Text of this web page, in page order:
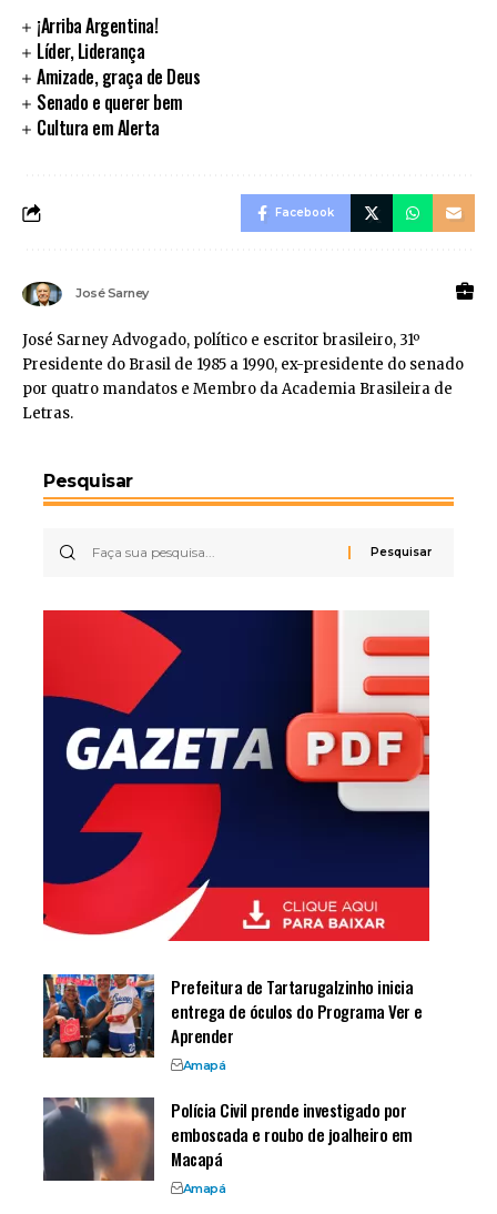
¡Arriba Argentina!
Líder, Liderança
Amizade, graça de Deus
Senado e querer bem
Cultura em Alerta
Facebook
José Sarney
José Sarney Advogado, político e escritor brasileiro, 31º
Presidente do Brasil de 1985 a 1990, ex-presidente do senado
por quatro mandatos e Membro da Academia Brasileira de
Letras.
Pesquisar
Prefeitura de Tartarugalzinho inicia
entrega de óculos do Programa Ver e
Aprender
Amapá
Polícia Civil prende investigado por
emboscada e roubo de joalheiro em
Macapá
Amapá